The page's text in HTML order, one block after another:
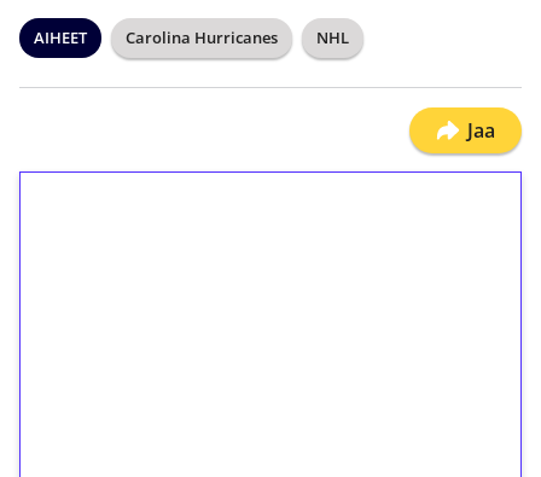
AIHEET Carolina Hurricanes NHL
Jaa